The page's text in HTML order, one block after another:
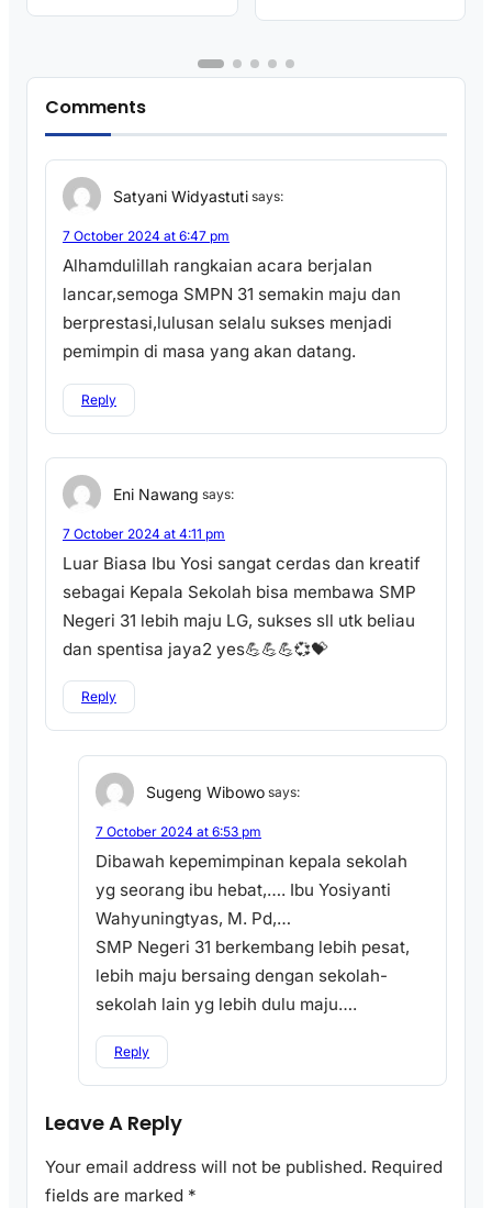
Comments
Satyani Widyastuti says:
7 October 2024 at 6:47 pm
Alhamdulillah rangkaian acara berjalan
lancar,semoga SMPN 31 semakin maju dan
berprestasi,lulusan selalu sukses menjadi
pemimpin di masa yang akan datang.
Reply
Eni Nawang says:
7 October 2024 at 4:11 pm
Luar Biasa Ibu Yosi sangat cerdas dan kreatif
sebagai Kepala Sekolah bisa membawa SMP
Negeri 31 lebih maju LG, sukses sll utk beliau
dan spentisa jaya2 yes💪💪💪💞💝
Reply
Sugeng Wibowo says:
7 October 2024 at 6:53 pm
Dibawah kepemimpinan kepala sekolah
yg seorang ibu hebat,…. Ibu Yosiyanti
Wahyuningtyas, M. Pd,…
SMP Negeri 31 berkembang lebih pesat,
lebih maju bersaing dengan sekolah-
sekolah lain yg lebih dulu maju….
Reply
Leave A Reply
Your email address will not be published. Required
fields are marked *